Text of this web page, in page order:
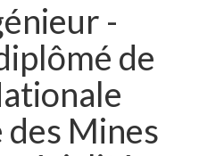
-
de
Mines